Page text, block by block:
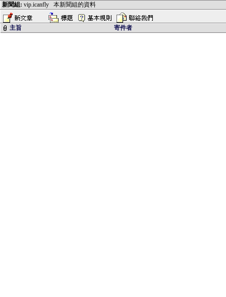
新聞組: vip.icanfly 本新聞組的資料
主旨 寄件者